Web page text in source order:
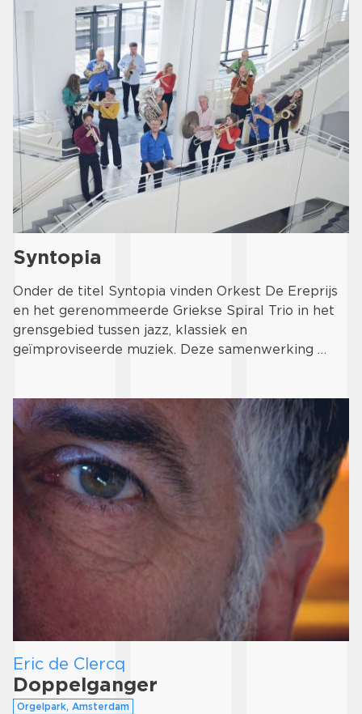
Syntopia
Onder de titel Syntopia vinden Orkest De Ereprijs
en het gerenommeerde Griekse Spiral Trio in het
grensgebied tussen jazz, klassiek en
geïmproviseerde muziek. Deze samenwerking …
Eric de Clercq
Doppelganger
Orgelpark, Amsterdam